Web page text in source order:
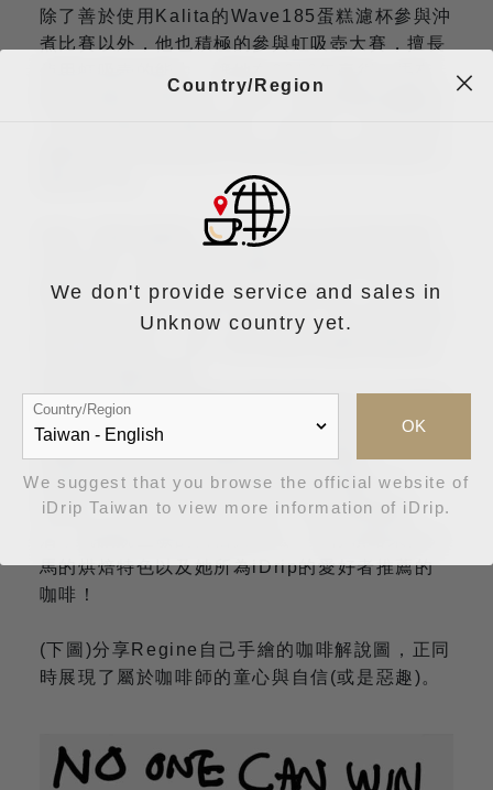
除了善於使用Kalita的Wave185蛋糕濾杯參與沖
煮比賽以外，他也積極的參與虹吸壺大賽，擅長
西亞虹吸壺大賽冠軍，在同一年的韓國首爾贏得
而這一階段的勝利一直延續到2018年底的世界
賽競技中，最終與六位選手同場較勁，以零點九
五分的差距登上了第二名的寶座，僅次於瑞士的
這個結果證明了咖啡的沖煮領域不是只有使用咖
啡濾杯才能夠贏得競賽，傳統亞洲習知的虹吸壺
技藝也同樣可以沖出咖啡的特色與風味。
近兩年姚玉敏同時與合作夥伴們共同建立了
Page 2 Cafe和 Kings Hall Cafe 兩間咖啡
馬的烘焙特色以及她所為iDrip的愛好者推薦的
咖啡！
(下圖)分享Regine自己手繪的咖啡解說圖，正同
時展現了屬於咖啡師的童心與自信(或是惡趣)。
Country/Region
We don't provide service and sales in
Unknow country yet.
Country/Region
OK
We suggest that you browse the official website of
iDrip Taiwan to view more information of iDrip.